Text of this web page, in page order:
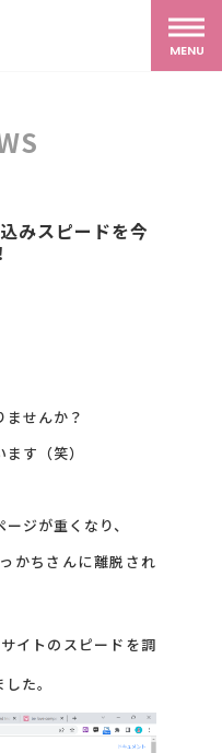
MENU
みスピードを今
せんか？
す（笑）
ジが重くなり、
かちさんに離脱され
イトのスピードを調
た。